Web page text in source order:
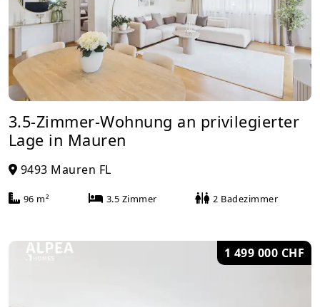
3.5-Zimmer-Wohnung an privilegierter
Lage in Mauren
9493 Mauren FL
96 m² 3.5 Zimmer 2 Badezimmer
1 499 000 CHF